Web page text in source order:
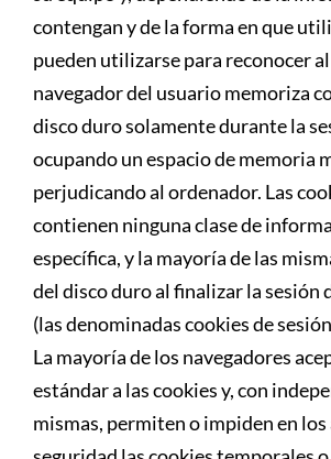
contengan y de la forma en que
pueden utilizarse para reconocer
navegador del usuario memoriza
disco duro solamente durante la
ocupando un espacio de memoria
perjudicando al ordenador. Las
contienen ninguna clase de
específica, y la mayoría de las
del disco duro al finalizar la sesión
(las denominadas cookies de
La mayoría de los navegadores
estándar a las cookies y, con
mismas, permiten o impiden en los